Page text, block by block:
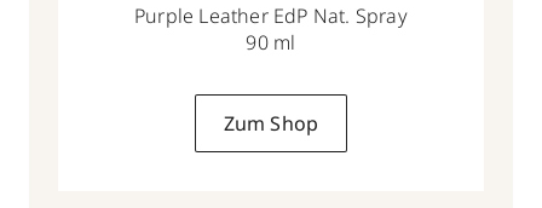
Purple Leather EdP Nat. Spray
90 ml
Zum Shop